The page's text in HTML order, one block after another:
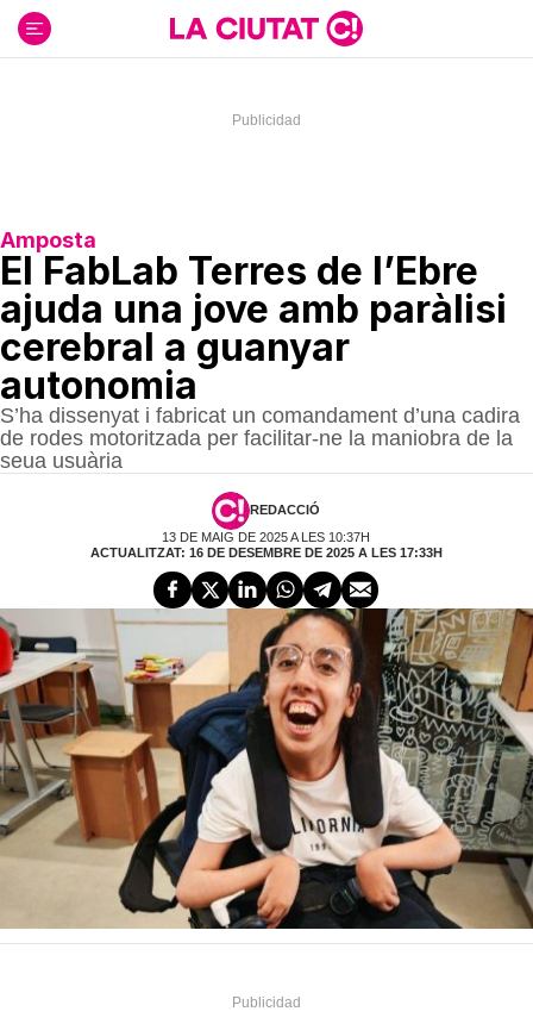
contenido
Amposta
El FabLab Terres de l’Ebre
ajuda una jove amb paràlisi
cerebral a guanyar
autonomia
S’ha dissenyat i fabricat un comandament d’una cadira
de rodes motoritzada per facilitar-ne la maniobra de la
seua usuària
REDACCIÓ
13 DE MAIG DE 2025 A LES 10:37H
ACTUALITZAT: 16 DE DESEMBRE DE 2025 A LES 17:33H